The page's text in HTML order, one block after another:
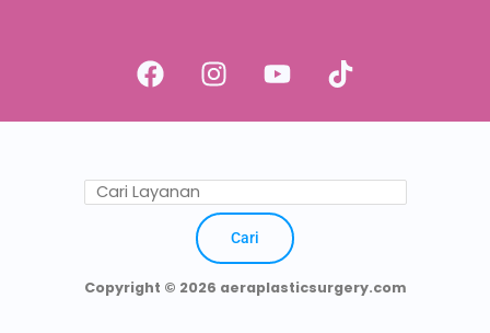
Cari
Copyright © 2026 aeraplasticsurgery.com